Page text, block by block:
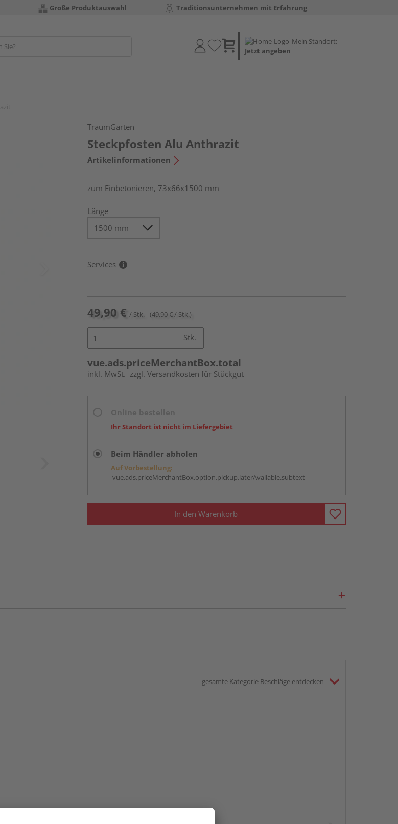
Große Produktauswahl Traditionsunternehmen mit Erfahrung
Mein Standort:
Jetzt angeben
TraumGarten
Steckpfosten Alu Anthrazit
Artikelinformationen
zum Einbetonieren, 73x66x1500 mm
Länge
Services
49,90 € / Stk. (49,90 € / Stk.)
Stk.
vue.ads.priceMerchantBox.total
inkl. MwSt. zzgl. Versandkosten für Stückgut
Ihr Standort ist nicht im Liefergebiet
Beim Händler abholen
Auf Vorbestellung:
vue.ads.priceMerchantBox.option.pickup.laterAvailable.subtext
In den Warenkorb
gesamte Kategorie Beschläge entdecken